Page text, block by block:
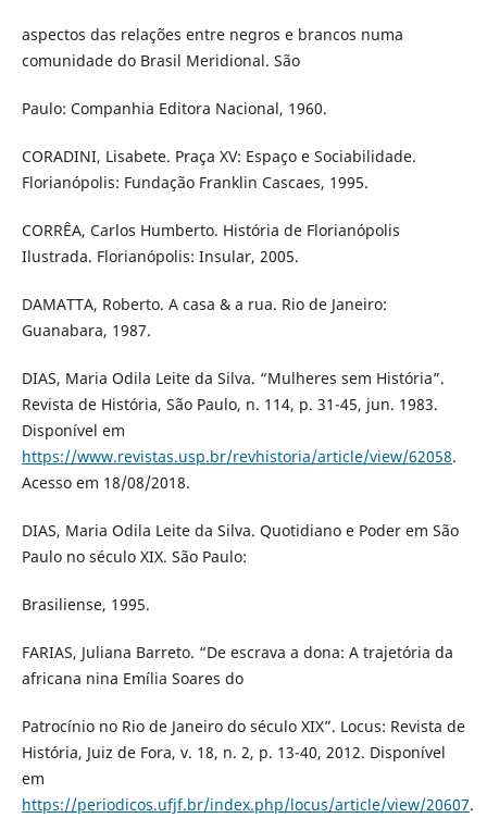
aspectos das relações entre negros e brancos numa
comunidade do Brasil Meridional. São
Paulo: Companhia Editora Nacional, 1960.
CORADINI, Lisabete. Praça XV: Espaço e Sociabilidade.
Florianópolis: Fundação Franklin Cascaes, 1995.
CORRÊA, Carlos Humberto. História de Florianópolis
Ilustrada. Florianópolis: Insular, 2005.
DAMATTA, Roberto. A casa & a rua. Rio de Janeiro:
Guanabara, 1987.
DIAS, Maria Odila Leite da Silva. “Mulheres sem História”.
Revista de História, São Paulo, n. 114, p. 31-45, jun. 1983.
Disponível em
https://www.revistas.usp.br/revhistoria/article/view/62058.
Acesso em 18/08/2018.
DIAS, Maria Odila Leite da Silva. Quotidiano e Poder em São
Paulo no século XIX. São Paulo:
Brasiliense, 1995.
FARIAS, Juliana Barreto. “De escrava a dona: A trajetória da
africana nina Emília Soares do
Patrocínio no Rio de Janeiro do século XIX”. Locus: Revista de
História, Juiz de Fora, v. 18, n. 2, p. 13-40, 2012. Disponível
em
https://periodicos.ufjf.br/index.php/locus/article/view/20607.